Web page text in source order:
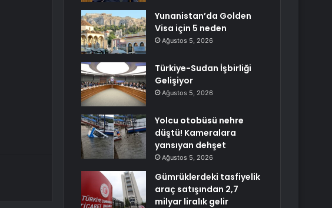
Yunanistan’da Golden
Visa için 5 neden
Ağustos 5, 2026
Türkiye-Sudan İşbirliği
Gelişiyor
Ağustos 5, 2026
Yolcu otobüsü nehre
düştü! Kameralara
yansıyan dehşet
Ağustos 5, 2026
Gümrüklerdeki tasfiyelik
araç satışından 2,7
milyar liralık gelir